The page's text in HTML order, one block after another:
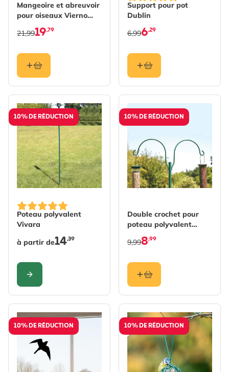
Mangeoire et abreuvoir
pour oiseaux Vierno
YinYang
19,79
21,99
Support pour pot
Dublin
6,29
6,99
10% DE RÉDUCTION
Poteau polyvalent
Vivara
The price depends on the options chosen on the
à partir de14,39
CONFIGURER
10% DE RÉDUCTION
Double crochet pour
poteau polyvalent
Vivara
8,99
9,99
10% DE RÉDUCTION 10% DE RÉDUCTION